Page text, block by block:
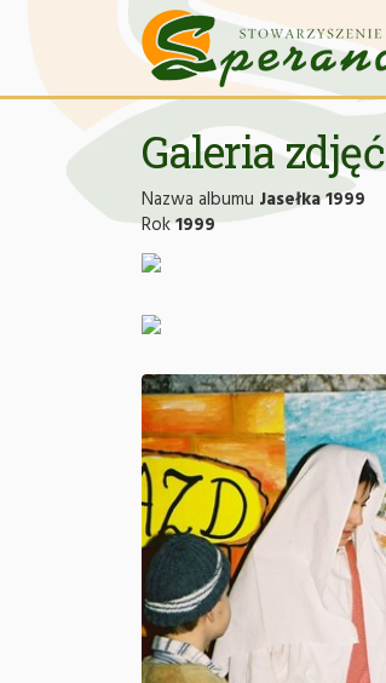
Galeria zdjęć
Nazwa albumu Jasełka 1999
Rok1999